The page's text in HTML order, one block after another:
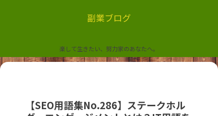
副業ブログ
楽して生きたい、努力家のあなたへ。
【SEO用語集No.286】ステークホル